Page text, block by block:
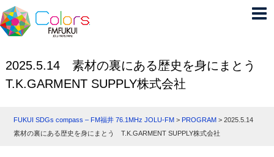
2025.5.14 素材の裏にある歴史を身にまとう
T.K.GARMENT SUPPLY株式会社
FUKUI SDGs compass – FM福井 76.1MHz JOLU-FM > PROGRAM >2025.5.14
素材の裏にある歴史を身にまとう T.K.GARMENT SUPPLY株式会社